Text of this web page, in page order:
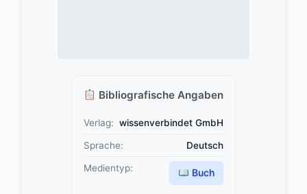
Bibliografische Angaben
Verlag: wissenverbindet GmbH
Sprache: Deutsch
Medientyp: Buch